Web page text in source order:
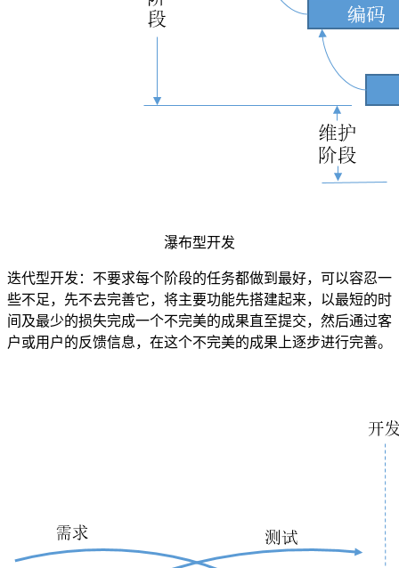
瀑布型开发
迭代型开发：不要求每个阶段的任务都做到最好，可以容忍一
些不足，先不去完善它，将主要功能先搭建起来，以最短的时
间及最少的损失完成一个不完美的成果直至提交，然后通过客
户或用户的反馈信息，在这个不完美的成果上逐步进行完善。